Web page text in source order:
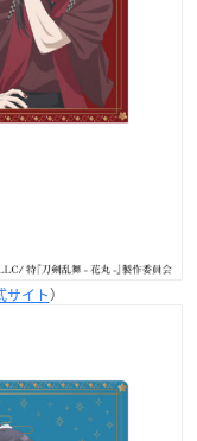
サイト）